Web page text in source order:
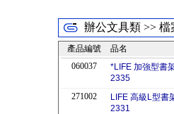
辦公文具類 >> 檔
產品編號 品名
060037
*LIFE 加強型書
2335
271002
LIFE 高級L型書
2331